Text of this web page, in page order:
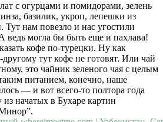
с огурцами и помидорами, зелень
базилик, укроп, лепешки из
Тут нам повезло и нас угостили
ведь могла бы быть еще и пахлава!
кофе по-турецки. Ну как
тут кофе не готовят. Или чай
это чайник зеленого чая с целым
питанием, конечно, наше
— и вот всего-то полтора года
из начатых в Бухаре картин